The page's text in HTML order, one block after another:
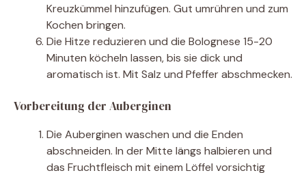
Kreuzkümmel hinzufügen. Gut umrühren und zum
Kochen bringen.
Die Hitze reduzieren und die Bolognese 15-20
Minuten köcheln lassen, bis sie dick und
aromatisch ist. Mit Salz und Pfeffer abschmecken.
Vorbereitung der Auberginen
Die Auberginen waschen und die Enden
abschneiden. In der Mitte längs halbieren und
das Fruchtfleisch mit einem Löffel vorsichtig